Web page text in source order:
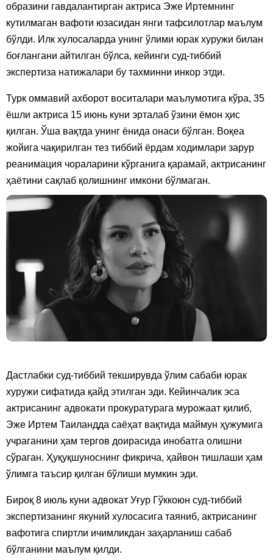
образини гавдалантирган актриса Эже Иртемнинг
кутилмаган вафоти юзасидан янги тафсилотлар маълум
бўлди. Илк хулосаларда унинг ўлими юрак хуружи билан
боғлангани айтилган бўлса, кейинги суд-тиббий
экспертиза натижалари бу тахминни инкор этди.
Турк оммавий ахборот воситалари маълумотига кўра, 35
ёшли актриса 15 июнь куни эрталаб ўзини ёмон ҳис
қилган. Ўша вақтда унинг ёнида онаси бўлган. Воқеа
жойига чақирилган тез тиббий ёрдам ходимлари зарур
реанимация чораларини кўрганига қарамай, актрисанинг
ҳаётини сақлаб қолишнинг имкони бўлмаган.
Дастлабки суд-тиббий текширувда ўлим сабаби юрак
хуружи сифатида қайд этилган эди. Кейинчалик эса
актрисанинг адвокати прокуратурага мурожаат қилиб,
Эже Иртем Таиландда саёҳат вақтида маймун ҳужумига
учраганини ҳам тергов доирасида инобатга олишни
сўраган. Ҳуқуқшуноснинг фикрича, ҳайвон тишлаши ҳам
ўлимга таъсир қилган бўлиши мумкин эди.
Бироқ 8 июль куни адвокат Уғур Гўккоюн суд-тиббий
экспертизанинг якуний хулосасига таяниб, актрисанинг
вафотига спиртли ичимликдан заҳарланиш сабаб
бўлганини маълум қилди.